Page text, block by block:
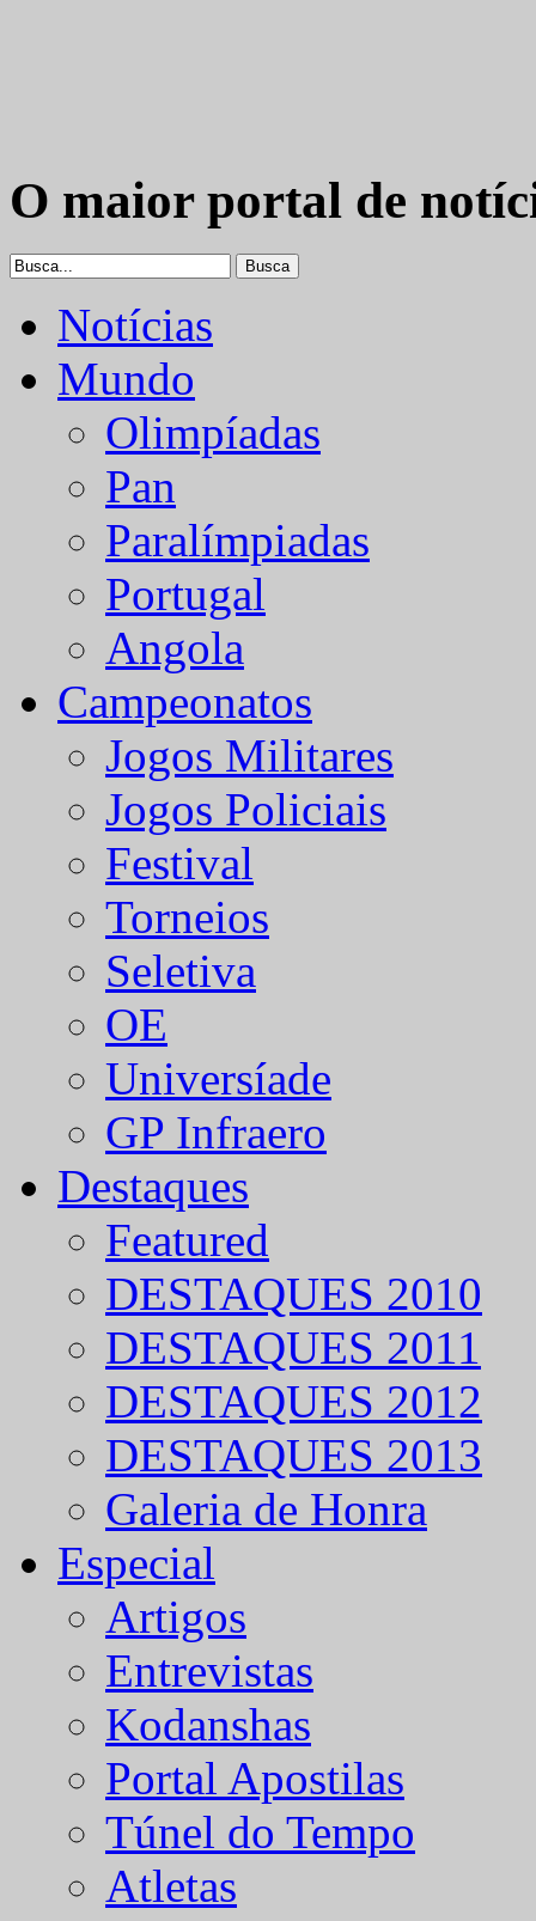
O maior portal de
Notícias
Mundo
Olimpíadas
Pan
Paralímpiadas
Portugal
Angola
Campeonatos
Jogos Militares
Jogos Policiais
Festival
Torneios
Seletiva
OE
Universíade
GP Infraero
Destaques
Featured
DESTAQUES 2010
DESTAQUES 2011
DESTAQUES 2012
DESTAQUES 2013
Galeria de Honra
Especial
Artigos
Entrevistas
Kodanshas
Portal Apostilas
Túnel do Tempo
Atletas